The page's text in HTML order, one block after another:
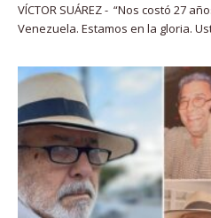
VÍCTOR SUÁREZ - “Nos costó 27
Venezuela. Estamos en la gloria.